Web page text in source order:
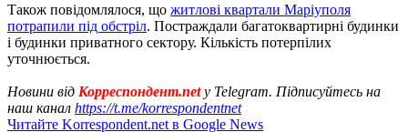
Також повідомлялося, що житлові квартали Маріуполя
потрапили під обстріл. Постраждали багатоквартирні будинки
і будинки приватного сектору. Кількість потерпілих
уточнюється.
Новини від Корреспондент.netу Telegram. Підписуйтесь на
наш канал https://t.me/korrespondentnet
Читайте Korrespondent.net в Google News